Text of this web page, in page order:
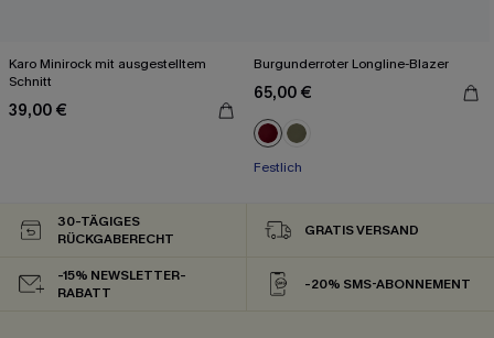
Karo Minirock mit ausgestelltem
Schnitt
39,00 €
Burgunderroter Longline-Blazer
65,00 €
Festlich
30-TÄGIGES
RÜCKGABERECHT
GRATIS VERSAND
-15% NEWSLETTER-
RABATT
-20% SMS-ABONNEMENT